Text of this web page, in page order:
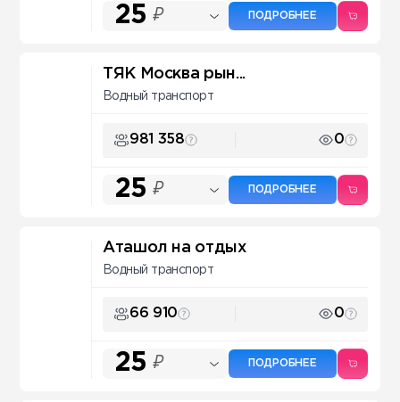
25 ₽ ПОДРОБНЕЕ
ТЯК Москва рын...
Водный транспорт
981 358 0
25 ₽ ПОДРОБНЕЕ
Аташол на отдых
Водный транспорт
66 910 0
25 ₽ ПОДРОБНЕЕ